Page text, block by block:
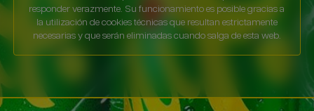
responder verazmente. Su funcionamiento es posible gracias a
la utilización de cookies técnicas que resultan estrictamente
necesarias y que serán eliminadas cuando salga de esta web.